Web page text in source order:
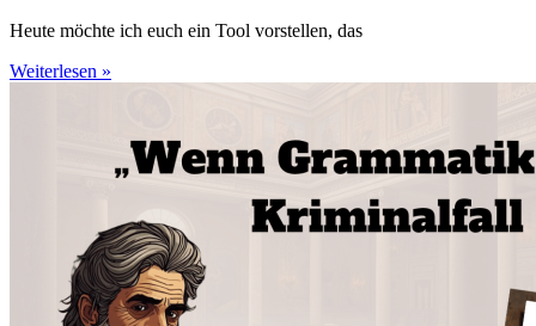
Heute möchte ich euch ein Tool vorstellen, das
Weiterlesen »